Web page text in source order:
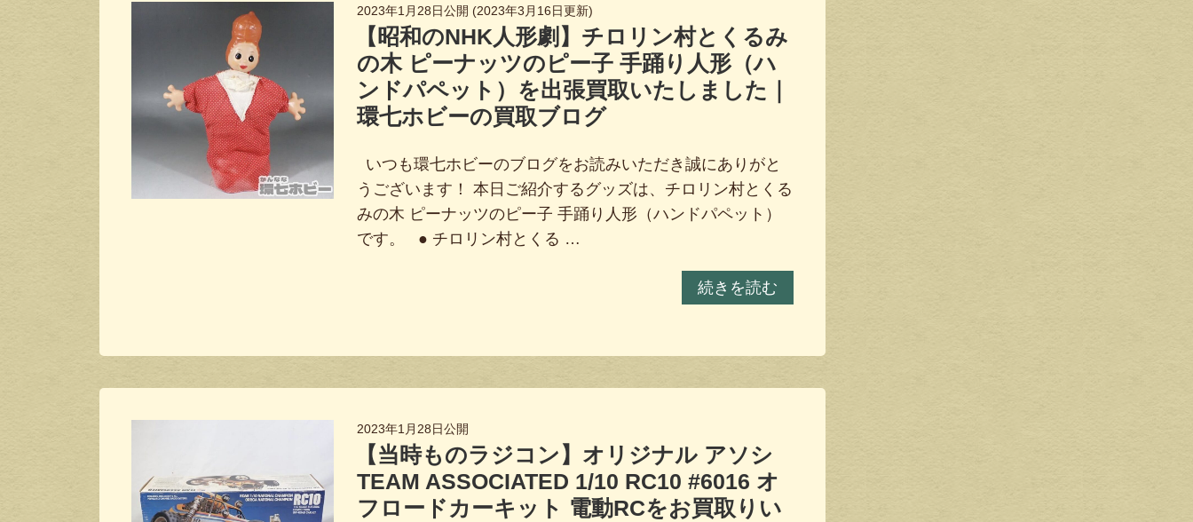
2023年1月28日公開 (2023年3月16日更新)
【昭和のNHK人形劇】チロリン村とくるみ
の木 ピーナッツのピー子 手踊り人形（ハ
ンドパペット）を出張買取いたしました｜
環七ホビーの買取ブログ
いつも環七ホビーのブログをお読みいただき誠にありがと
うございます！ 本日ご紹介するグッズは、チロリン村とくる
みの木 ピーナッツのピー子 手踊り人形（ハンドパペット）
です。 ● チロリン村とくる …
続きを読む
2023年1月28日公開
【当時ものラジコン】オリジナル アソシ
TEAM ASSOCIATED 1/10 RC10 #6016 オ
フロードカーキット 電動RCをお買取りい